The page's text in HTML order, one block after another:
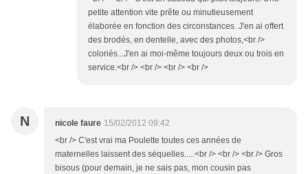
petite attention vite prête ou minutieusement
élaborée en fonction des circonstances. J'en ai offert
des brodés, en dentelle, avec des photos,<br />
coloriés...J'en ai moi-même toujours deux ou trois en
service.<br /> <br /> <br /> <br />
N nicole faure 15/02/2012 09:42
<br /> C'est vrai ma Poulette toutes ces années de
maternelles laissent des séquelles.....<br /> <br /> <br /> Gros
bisous (pour demain, je ne sais pas, mon cousin pas